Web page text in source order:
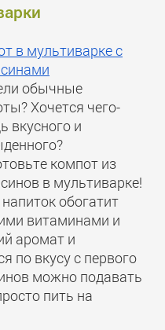
в мультиварке с
обычные
Хочется чего-
вкусного и
компот из
в мультиварке!
обогатит
витаминами и
аромат и
по вкусу с первого
можно подавать
пить на